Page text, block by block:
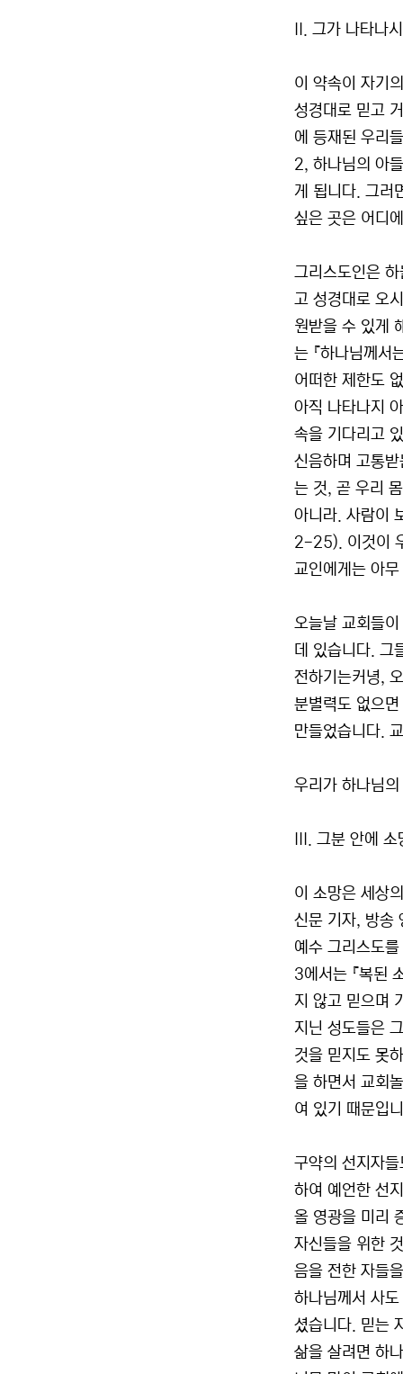
II. 그가 나타나
이 약속이 자기
성경대로 믿고
에 등재된 우리
2, 하나님의 아
게 됩니다. 그러
싶은 곳은 어디
그리스도인은
고 성경대로 오
원받을 수 있게
는 『하나님께
어떠한 제한도
아직 나타나지
속을 기다리고
신음하며 고통
는 것, 곧 우리
아니라. 사람이
2-25). 이것이
교인에게는 아
오늘날 교회들
데 있습니다. 그
전하기는커녕,
분별력도 없으
만들었습니다.
우리가 하나님
III. 그분 안에
이 소망은 세상
신문 기자, 방송
예수 그리스도
3에서는 『복된
지 않고 믿으며
지닌 성도들은
것을 믿지도 못
을 하면서 교회
여 있기 때문입
구약의 선지자
하여 예언한 선
올 영광을 미리
자신들을 위한
음을 전한 자들
하나님께서 사
셨습니다. 믿는
삶을 살려면 하